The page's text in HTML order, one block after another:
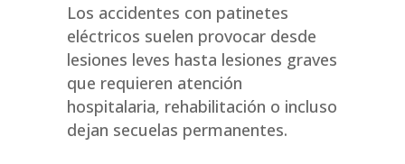
Los accidentes con patinetes
eléctricos suelen provocar desde
lesiones leves hasta lesiones graves
que requieren atención
hospitalaria, rehabilitación o incluso
dejan secuelas permanentes.